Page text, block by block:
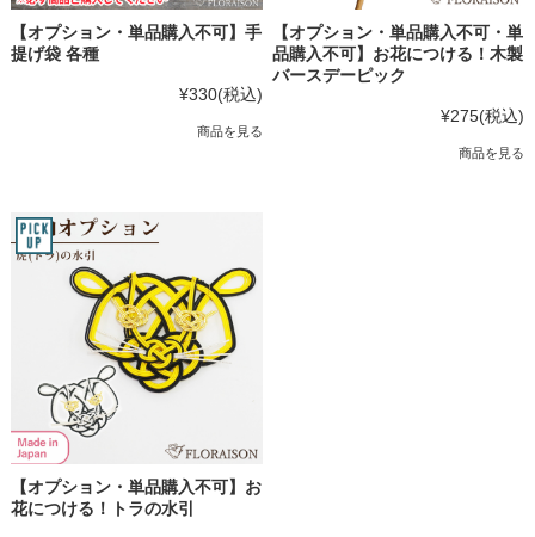
【オプション・単品購入不可】手
提げ袋 各種
¥330(税込)
商品を見る
【オプション・単品購入不可・単
品購入不可】お花につける！木製
バースデーピック
¥275(税込)
商品を見る
【オプション・単品購入不可】お
花につける！トラの水引